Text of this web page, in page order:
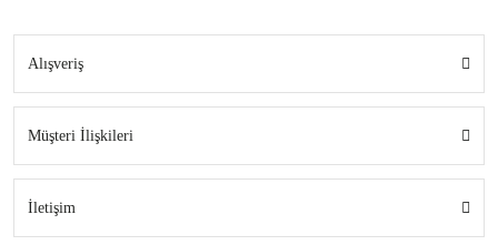
Alışveriş
Müşteri İlişkileri
İletişim